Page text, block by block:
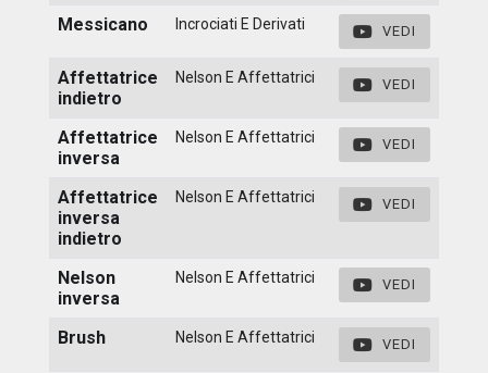
Messicano Incrociati E Derivati VEDI
Affettatrice
indietro
Nelson E Affettatrici VEDI
Affettatrice
inversa
Nelson E Affettatrici VEDI
Affettatrice
inversa
indietro
Nelson E Affettatrici VEDI
Nelson
inversa
Nelson E Affettatrici VEDI
Brush Nelson E Affettatrici VEDI